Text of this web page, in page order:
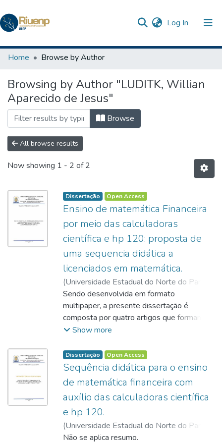
Log In (current)
Communities & Collections
Home Browse by Author
Browsing by Author "LUDITK, Willian
Aparecido de Jesus"
Browse
All browse results
Now showing 1 - 2 of 2
Dissertação Open Access
Ensino de matemática Financeira
por meio das calculadoras
científica e hp 120: proposta de
uma sequencia didática a
licenciados em matemática.
(Universidade Estadual do Norte do Paraná,
2021) LUDITK, Willian Aparecido de Jesus
NETO, João Coelho;
http://lattes.cnpq.br/2482014486805534
LUCCAS, Simone
LUCCAS, Simone;
http://lattes.cnpq.br/0267578230733577
NETO, João Coelho
http://lattes.cnpq.br/2482014486805534
ESTEVAM, Everton José Goldoni;
http://lattes.cnpq.br/7355643831417416
FREITAS, Carlos Cesar Garcia;
http://lattes.cnpq.br/4220006760336984
Sendo desenvolvida em formato
multipaper, a presente dissertação é
composta por quatro artigos que formam o
percurso investigativo desta pesquisa, que
analisar o potencial de uma Sequência
Didática envolvendo as calculadoras
científica e HP 12C®, com a utilização da
abordagem metodológica de ensino de
Integração Conciliadora para ensinar
matemática financeira em cursos de
Licenciatura em Matemática. Desta forma, o
primeiro artigo elaborado apresenta um
Show more
Dissertação Open Access
Sequência didática para o ensino
de matemática financeira com
auxílio das calculadoras científica
e hp 120.
(Universidade Estadual do Norte do Paraná,
2021) LUDITK, Willian Aparecido de Jesus
Não se aplica resumo.